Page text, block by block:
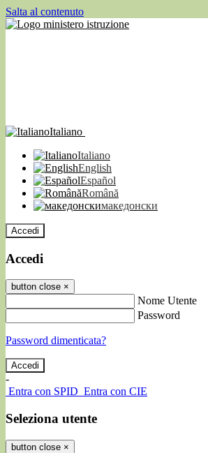
Salta al contenuto
Italiano
Italiano
English
Español
Română
македонски
Accedi
Accedi
button close ×
Nome Utente
Password
Password dimenticata?
-
Entra con SPID Entra con CIE
Seleziona utente
button close ×